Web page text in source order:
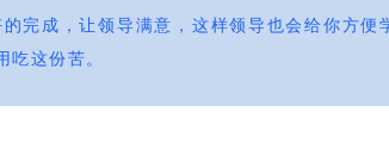
完成，让领导满意，这样领导也会给你方便
这份苦。